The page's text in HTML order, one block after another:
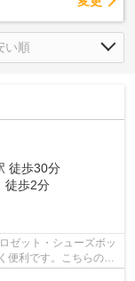
徒歩30分
徒歩2分
ゼット・シューズボッ
便利です。こちらの物